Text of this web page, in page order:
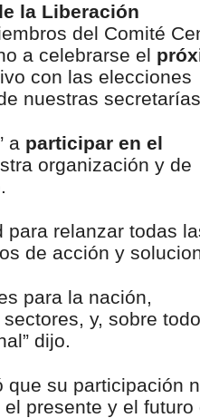
la Liberación
del Comité
a celebrarse el
con las elecciones
nuestras
a participar en el
organización y de
para relanzar todas
de acción y
para la nación,
y, sobre
dijo.
que su participación
presente y el futuro